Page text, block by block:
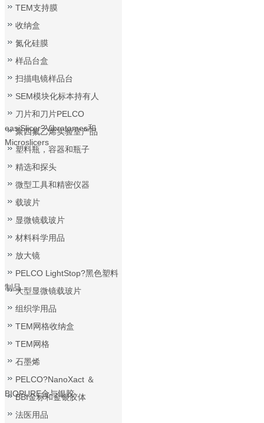
TEM支持膜
收纳盒
氮化硅膜
样品台盒
扫描电镜样品台
SEM模块化标本持有人
刀片和刀片PELCO
easiSlicer?Vibratomes和
Microslicers
聚四氟乙烯实验室产品
塑料瓶，容器和瓶子
精选和探头
微型工具和精密仪器
载玻片
显微镜载玻片
材料科学用品
放大镜
PELCO LightStop?黑色塑料
制品大型显微镜载玻片
组织学用品
TEM网格收纳盒
TEM网格
石墨烯
PELCO?NanoXact ＆
BIOPURE金与银胶
BBI金标和金银胶体
法医用品